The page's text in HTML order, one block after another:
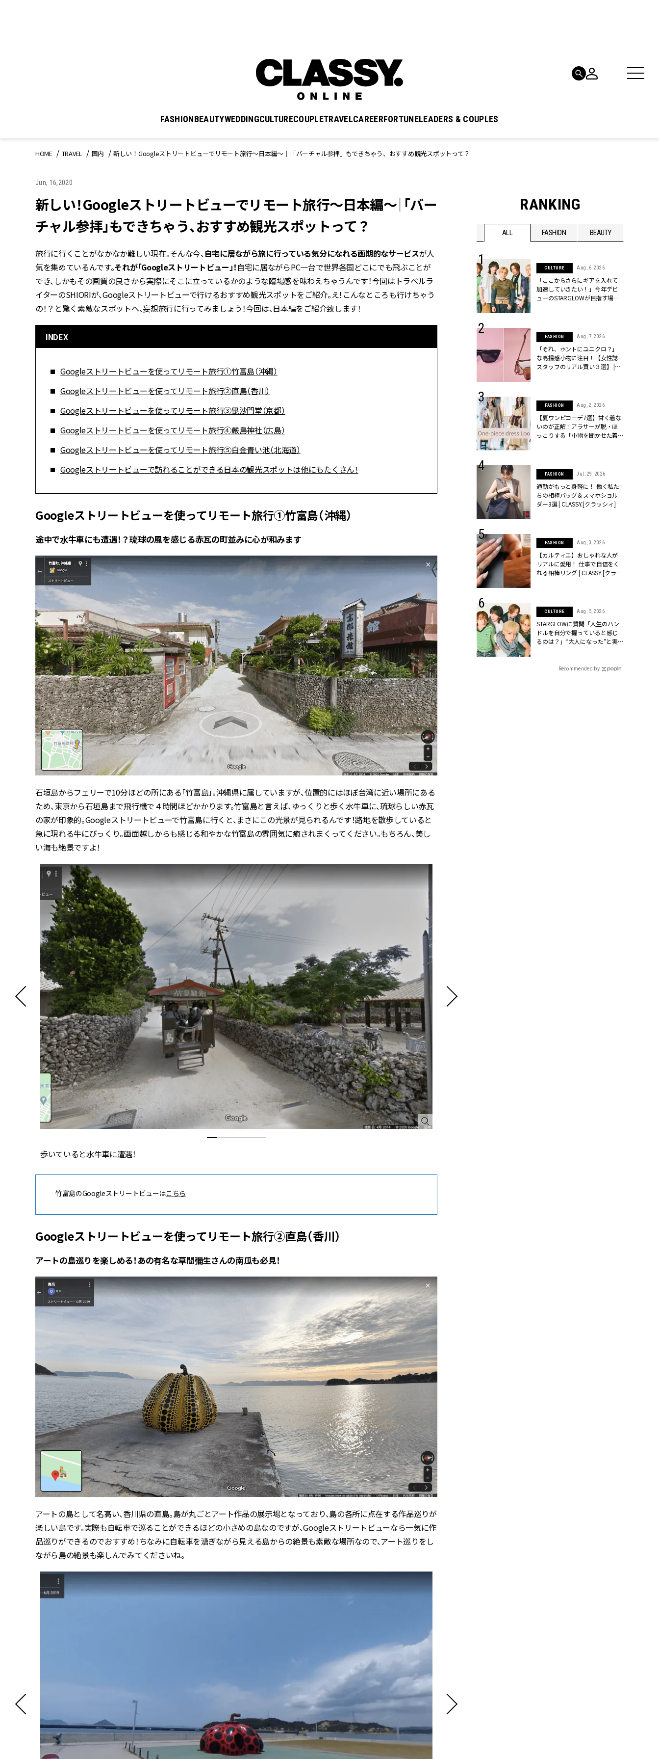
FASHIONBEAUTYWEDDINGCULTURECOUPLETRAVELCAREERFORTUNELEADERS & COUPLES
HOME TRAVEL 国内 新しい！Googleストリートビューでリモート旅行〜日本編〜｜「バーチャル参拝」もできちゃう、おすすめ観光スポットって？
Jun, 16,2020
新しい！Googleストリートビューでリモート旅行〜日本編〜｜「バー
チャル参拝」もできちゃう、おすすめ観光スポットって？
旅行に行くことがなかなか難しい現在。そんな今、自宅に居ながら旅に行っている気分になれる画期的なサービスが人
気を集めているんです。それが「Googleストリートビュー」！自宅に居ながらPC一台で世界各国どこにでも飛ぶことが
でき、しかもその画質の良さから実際にそこに立っているかのような臨場感を味わえちゃうんです！今回はトラベルラ
イターのSHIORIが、Googleストリートビューで行けるおすすめ観光スポットをご紹介。え！こんなところも行けちゃう
の！？と驚く素敵なスポットへ、妄想旅行に行ってみましょう！今回は、日本編をご紹介致します！
INDEX
Googleストリートビューを使ってリモート旅行①竹富島（沖縄）
Googleストリートビューを使ってリモート旅行②直島（香川）
Googleストリートビューを使ってリモート旅行③毘沙門堂（京都）
Googleストリートビューを使ってリモート旅行④嚴島神社（広島）
Googleストリートビューを使ってリモート旅行⑤白金青い池（北海道）
Googleストリートビューで訪れることができる日本の観光スポットは他にもたくさん！
Googleストリートビューを使ってリモート旅行①竹富島（沖縄）
途中で水牛車にも遭遇！？琉球の風を感じる赤瓦の町並みに心が和みます
石垣島からフェリーで10分ほどの所にある「竹富島」。沖縄県に属していますが、位置的にはほぼ台湾に近い場所にある
ため、東京から石垣島まで飛行機で４時間ほどかかります。竹富島と言えば、ゆっくりと歩く水牛車に、琉球らしい赤瓦
の家が印象的。Googleストリートビューで竹富島に行くと、まさにこの光景が見られるんです！路地を散歩していると
急に現れる牛にびっくり。画面越しからも感じる和やかな竹富島の雰囲気に癒されまくってください。もちろん、美し
い海も絶景ですよ！
歩いていると水牛車に遭遇！
竹富島のGoogleストリートビューはこちら
Googleストリートビューを使ってリモート旅行②直島（香川）
アートの島巡りを楽しめる！あの有名な草間彌生さんの南瓜も必見！
アートの島として名高い、香川県の直島。島が丸ごとアート作品の展示場となっており、島の各所に点在する作品巡りが
楽しい島です。実際も自転車で巡ることができるほどの小さめの島なのですが、Googleストリートビューなら一気に作
品巡りができるのでおすすめ！ちなみに自転車を漕ぎながら見える島からの絶景も素敵な場所なので、アート巡りをし
ながら島の絶景も楽しんでみてくださいね。
RANKING
ALL FASHION BEAUTY
BEAUTY Aug, 7, 2026
【UV下地】酷暑に頼れる！
｜30代美容ライターが正直レビ
ュー | CLASSY.[クラッシィ]
【ヘアアクセ6選】手抜きに見え
抜ける「即戦力アクセ」たち |
CLASSY.[クラッシィ]
忙しい毎日に「うるおいター
ボ」を。新【SOFINA BASIC＋】
のお手入れでうるおってなめら
シィ]
BEAUTY Aug, 7, 2026
燥」を防ぐ【ベタつかない名品
スメ＞ | CLASSY.[クラッシィ]
BEAUTY Nov, 17, 2025
【落ちない名品リップ10選】塗
り直しできない・皮むけしやす
いetc.悩みをクリア | CLASSY.[ク
Aug, 5, 2026
夏の深刻なくすみ・色ムラにア
プローチ！【透明感を底上げ】
神コスメ３選 | CLASSY.[クラッシ
ィ]
WEDDING Feb, 16, 2026
結婚式に黒ドレスはアリ？お呼
ーを解説 | CLASSY.[クラッシィ]
【結婚指輪】人気ブランドのリ
ング４選】ラブ、トリニティetc.
【トレンドの巻き方３選】結婚
式ゲスト服の鉄板“シンプル黒ワ
ンピ”は『スカーフ』で盛るのが
WEDDING Sep, 4, 2025
“キャトル”で人気急上昇【ブシ
ュロン】の『ブライダルリン
グ』は普段使いもしやすい！ |
CLASSY.[クラッシィ]
CULTURE Aug, 6, 2026
「ここからさらにギアを入れて
加速していきたい！」今年デビ
ューのSTARGLOWが目指す場所
FASHION Aug, 7, 2026
「それ、ホントにユニクロ？」
な高揚感小物に注目！【女性誌
スタッフのリアル買い３選】 |
FASHION Aug, 2, 2026
【夏ワンピコーデ7選】甘く着な
いのが正解！アラサーが脱・ほ
っこりする「小物を聞かせた着
FASHION Jul, 29, 2026
通勤がもっと身軽に！ 働く私た
ちの相棒バッグ＆スマホショル
ダー3選 | CLASSY.[クラッシィ]
FASHION Aug, 3, 2026
【カルティエ】おしゃれな人が
リアルに愛用！ 仕事で自信をく
れる相棒リング | CLASSY.[クラッ
CULTURE Aug, 5, 2026
STARGLOWに質問「人生のハン
ドルを自分で握っていると感じ
るのは？」“大️人になった”と実
CLASSY.[クラッシィ]
Recommended by